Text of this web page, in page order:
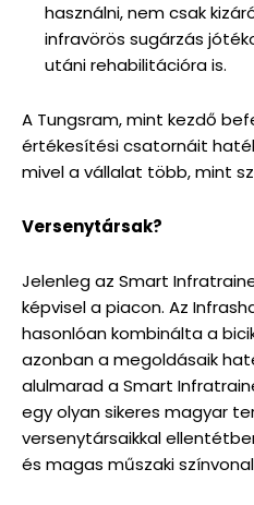
használni, nem csak
infravörös sugárzás
utáni rehabilitációra is.
A Tungsram, mint kezdő
értékesítési csatornáit
mivel a vállalat több, mint
Versenytársak?
Jelenleg az Smart
képvisel a piacon. Az
hasonlóan kombinálta a
azonban a megoldásaik
alulmarad a Smart
egy olyan sikeres magyar
versenytársaikkal
és magas műszaki